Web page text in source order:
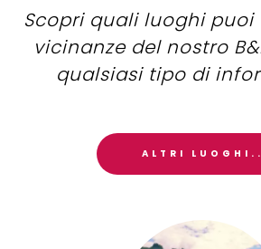
Scopri quali luoghi puoi
vicinanze del nostro
qualsiasi tipo di
ALTRI LUOGHI..